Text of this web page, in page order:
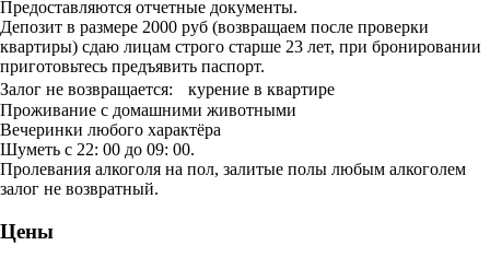
Предоставляются отчетные документы.
Депозит в размере 2000 руб (возвращаем после проверки
квартиры) сдаю лицам строго старше 23 лет, при бронировании
приготовьтесь предъявить паспорт.
Залог не возвращается: курение в квартире
Проживание с домашними животными
Вечеринки любого характёра
Шуметь с 22: 00 до 09: 00.
Пролевания алкоголя на пол, залитые полы любым алкоголем
залог не возвратный.
Цены